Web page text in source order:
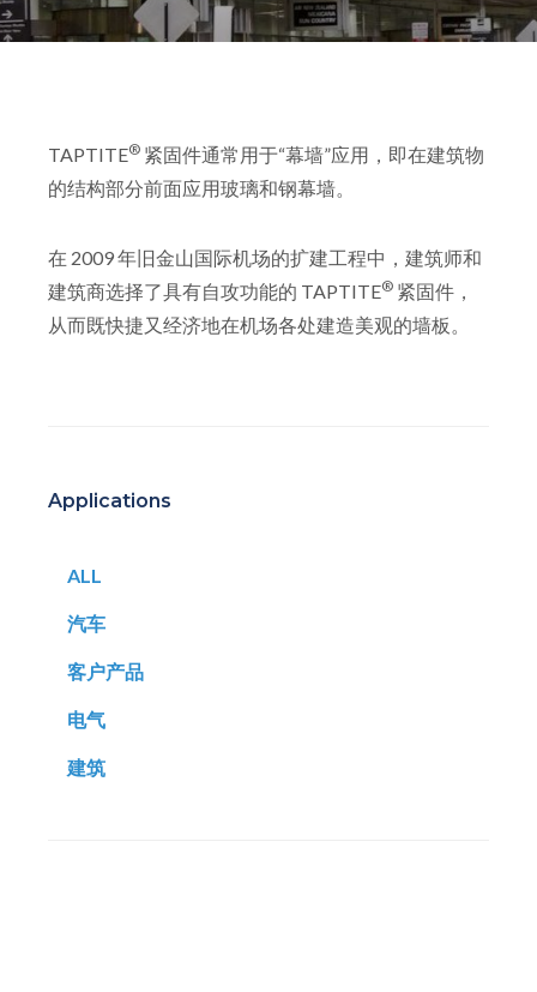
TAPTITE® 紧固件通常用于“幕墙”应用，即在建筑物
的结构部分前面应用玻璃和钢幕墙。
在 2009 年旧金山国际机场的扩建工程中，建筑师和
建筑商选择了具有自攻功能的 TAPTITE® 紧固件，
从而既快捷又经济地在机场各处建造美观的墙板。
Applications
ALL
汽车
客户产品
电气
建筑